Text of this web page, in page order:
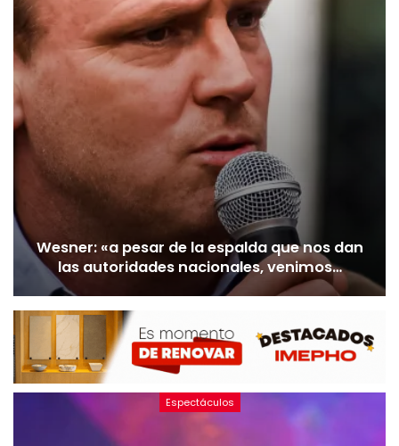
Wesner: «a pesar de la espalda que nos dan
las autoridades nacionales, venimos…
Espectáculos